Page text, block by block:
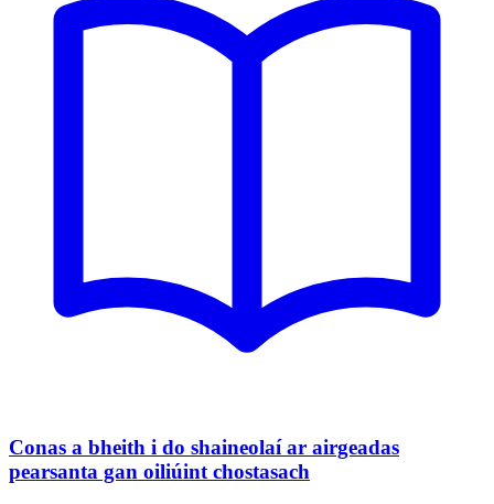
Conas a bheith i do shaineolaí ar airgeadas
pearsanta gan oiliúint chostasach